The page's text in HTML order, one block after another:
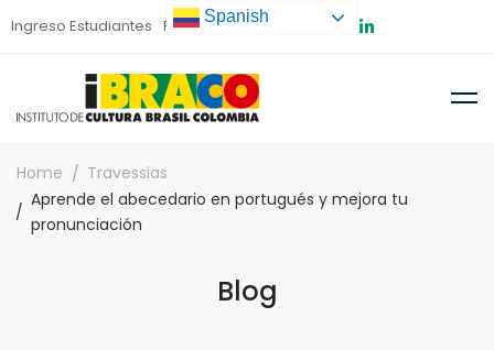
Ingreso Estudiantes Preinscripción
Home
Travessias
Aprende el abecedario en portugués y mejora tu
pronunciación
Blog
Spanish